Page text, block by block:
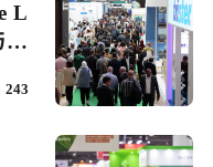
L
地
243